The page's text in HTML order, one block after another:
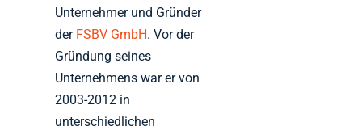
Unternehmer und Gründer
der FSBV GmbH. Vor der
Gründung seines
Unternehmens war er von
2003-2012 in
unterschiedlichen